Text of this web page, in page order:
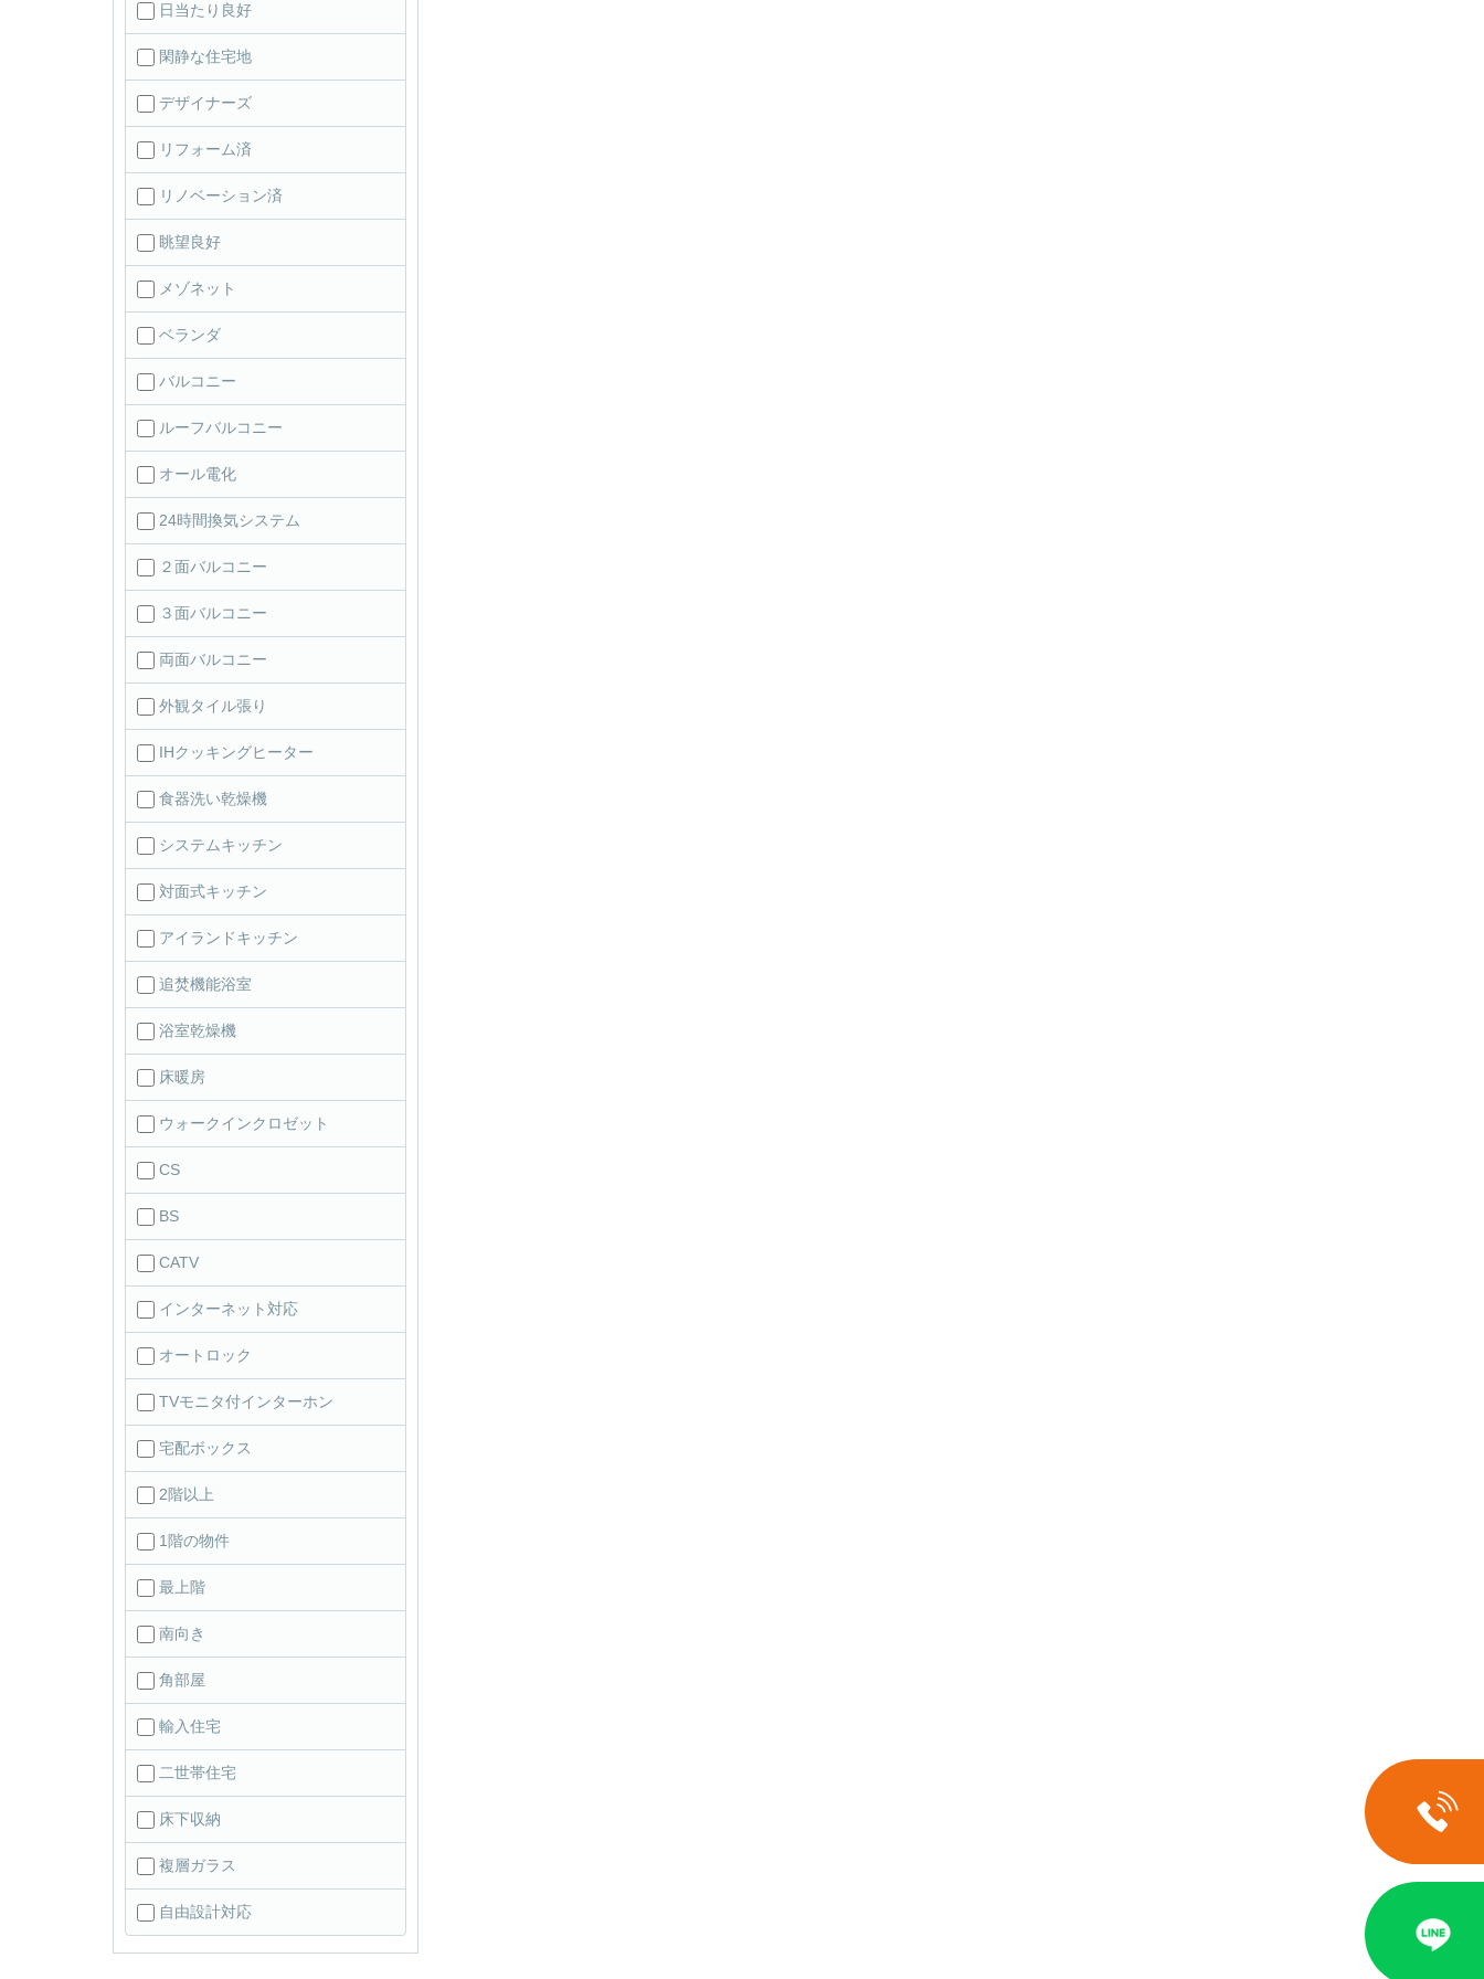
日当たり良好
閑静な住宅地
デザイナーズ
リフォーム済
リノベーション済
眺望良好
メゾネット
ベランダ
バルコニー
ルーフバルコニー
オール電化
24時間換気システム
２面バルコニー
３面バルコニー
両面バルコニー
外観タイル張り
IHクッキングヒーター
食器洗い乾燥機
システムキッチン
対面式キッチン
アイランドキッチン
追焚機能浴室
浴室乾燥機
床暖房
ウォークインクロゼット
CS
BS
CATV
インターネット対応
オートロック
TVモニタ付インターホン
宅配ボックス
2階以上
1階の物件
最上階
南向き
角部屋
輸入住宅
二世帯住宅
床下収納
複層ガラス
自由設計対応